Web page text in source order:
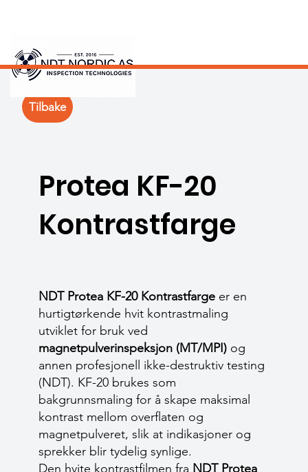
Protea KF-20
Kontrastfarge
NDT Protea KF-20 Kontrastfarge er en
hurtigtørkende hvit kontrastmaling
utviklet for bruk ved
magnetpulverinspeksjon (MT/MPI) og
annen profesjonell ikke-destruktiv testing
(NDT). KF-20 brukes som
bakgrunnsmaling for å skape maksimal
kontrast mellom overflaten og
magnetpulveret, slik at indikasjoner og
sprekker blir tydelig synlige.
Den hvite kontrastfilmen fra NDT Protea
Tilbake